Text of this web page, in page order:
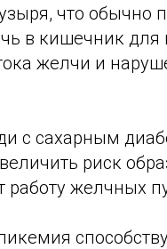
что обычно
в кишечник
желчи и
с сахарным
риск
желчных